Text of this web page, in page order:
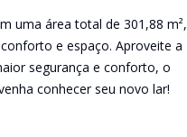
uma área total de 301,88 m²,
e espaço. Aproveite a
segurança e conforto, o
conhecer seu novo lar!